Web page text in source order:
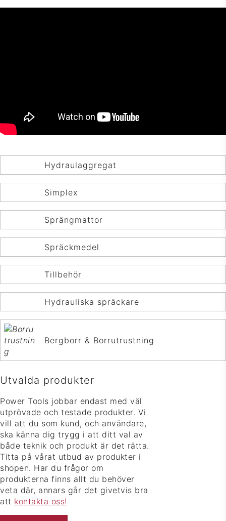
Hydraulaggregat
Simplex
Sprängmattor
Spräckmedel
Tillbehör
Hydrauliska spräckare
Bergborr & Borrutrustning
Utvalda produkter
Power Tools jobbar endast med väl
utprövade och testade produkter. Vi
vill att du som kund, och användare,
ska känna dig trygg i att ditt val av
både teknik och produkt är det rätta.
Titta på vårat utbud av produkter i
shopen. Har du frågor om
produkterna finns allt du behöver
veta där, annars går det givetvis bra
att kontakta oss!